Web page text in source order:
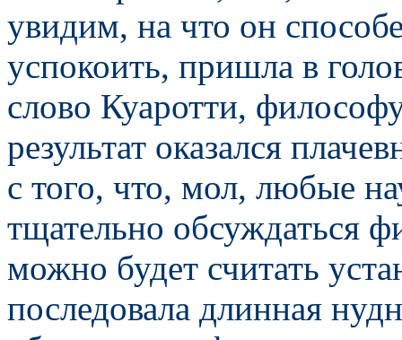
увидим, на что он
успокоить, пришла в
слово Куаротти,
результат оказался
с того, что, мол, любые
тщательно обсуждаться
можно будет считать
последовала длинная